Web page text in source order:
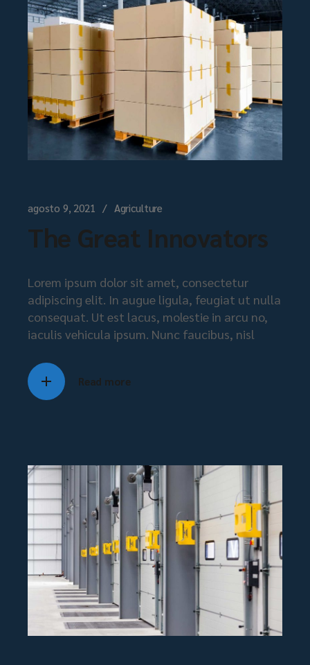
agosto 9, 2021 Agriculture
The Great Innovators
Lorem ipsum dolor sit amet, consectetur
adipiscing elit. In augue ligula, feugiat ut nulla
consequat. Ut est lacus, molestie in arcu no,
iaculis vehicula ipsum. Nunc faucibus, nisl
Read more